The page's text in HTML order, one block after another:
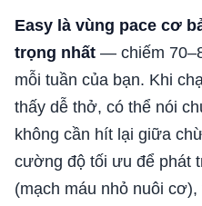
Easy là vùng pace cơ
trọng nhất — chiếm
mỗi tuần của bạn. Khi
thấy dễ thở, có thể nói
không cần hít lại giữa
cường độ tối ưu để phát
(mạch máu nhỏ nuôi